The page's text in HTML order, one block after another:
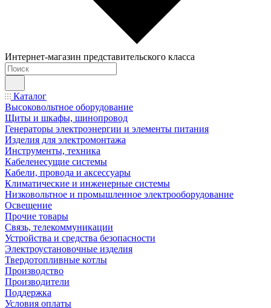
Интернет-магазин представительского класса
Каталог
Высоковольтное оборудование
Щиты и шкафы, шинопровод
Генераторы электроэнергии и элементы питания
Изделия для электромонтажа
Инструменты, техника
Кабеленесущие системы
Кабели, провода и аксессуары
Климатические и инженерные системы
Низковольтное и промышленное электрооборудование
Освещение
Прочие товары
Связь, телекоммуникации
Устройства и средства безопасности
Электроустановочные изделия
Твердотопливные котлы
Производство
Производители
Поддержка
Условия оплаты